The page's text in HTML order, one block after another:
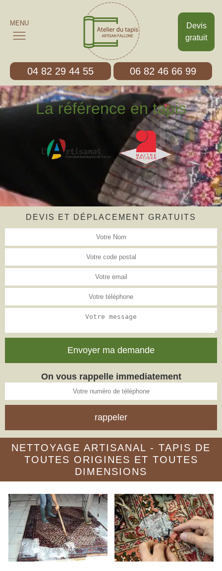
Devis
gratuit
MENU
04 82 29 44 55 06 82 46 66 99
La référence en tapis
DEVIS ET DÉPLACEMENT GRATUITS
On vous rappelle immediatement
NETTOYAGE ARTISANAL - TAPIS DE
TOUTES ORIGINES ET TOUTES
DIMENSIONS